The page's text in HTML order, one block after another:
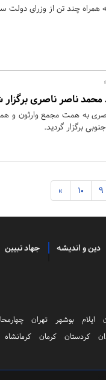
چند تن از وزرای دولت
محمد ناصر ناصری
به همت مجمع وارثون و
برگزار گردید.
9
10
»
دین و اندیشه جهاد تبیین
ایلام بوشهر تهران
کردستان کرمان کرمانشاه